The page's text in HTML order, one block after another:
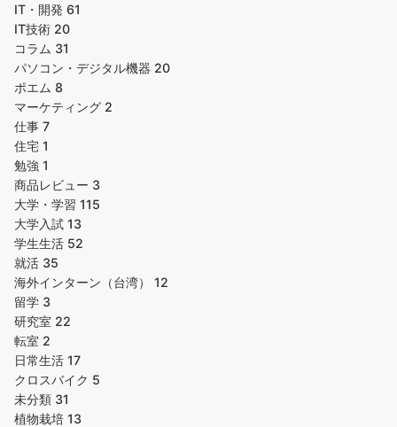
IT・開発 61
IT技術 20
コラム 31
パソコン・デジタル機器 20
ポエム 8
マーケティング 2
仕事 7
住宅 1
勉強 1
商品レビュー 3
大学・学習 115
大学入試 13
学生生活 52
就活 35
海外インターン（台湾） 12
留学 3
研究室 22
転室 2
日常生活 17
クロスバイク 5
未分類 31
植物栽培 13